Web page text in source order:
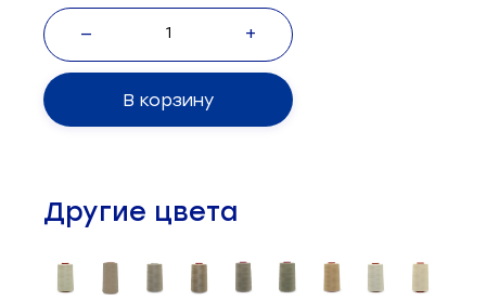
— +
В корзину
Другие цвета